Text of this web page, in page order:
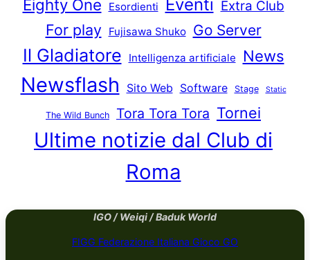
Eighty One Esordienti Eventi Extra Club
For play Fujisawa Shuko Go Server
Il Gladiatore Intelligenza artificiale News
Newsflash Sito Web Software Stage Static
The Wild Bunch Tora Tora Tora Tornei
Ultime notizie dal Club di
Roma
IGO / Weiqi / Baduk World
FIGG Federazione Italiana Gioco GO